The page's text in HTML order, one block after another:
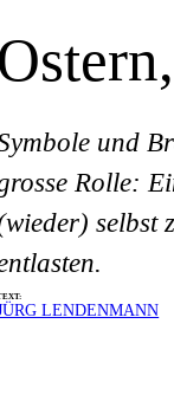
und
Rolle:
selbst
LENDENMANN